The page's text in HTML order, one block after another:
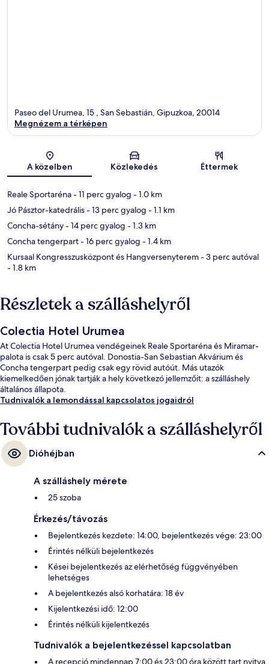
Térkép
Paseo del Urumea, 15 , San Sebastián, Gipuzkoa, 20014
Megnézem a térképen
A közelben Közlekedés Éttermek
Reale Sportaréna- 11 perc gyalog - 1.0 km
Jó Pásztor-katedrális- 13 perc gyalog - 1.1 km
Concha-sétány- 14 perc gyalog - 1.3 km
Concha tengerpart- 16 perc gyalog - 1.4 km
Kursaal Kongresszusközpont és Hangversenyterem- 3 perc autóval
- 1.8 km
Részletek a szálláshelyről
Colectia Hotel Urumea
At Colectia Hotel Urumea vendégeinek Reale Sportaréna és Miramar-
palota is csak 5 perc autóval. Donostia-San Sebastian Akvárium és
Concha tengerpart pedig csak egy rövid autóút. Más utazók
kiemelkedően jónak tartják a hely következó jellemzőit: a szálláshely
általános állapota.
Tudnivalók a lemondással kapcsolatos jogaidról
További tudnivalók a szálláshelyről
Dióhéjban
A szálláshely mérete
25 szoba
Érkezés/távozás
Bejelentkezés kezdete: 14:00, bejelentkezés vége: 23:00
Érintés nélküli bejelentkezés
Kései bejelentkezés az elérhetőség függvényében
lehetséges
A bejelentkezés alsó korhatára: 18 év
Kijelentkezési idő: 12:00
Érintés nélküli kijelentkezés
Tudnivalók a bejelentkezéssel kapcsolatban
A recepció mindennap 7:00 és 23:00 óra között tart nyitva.